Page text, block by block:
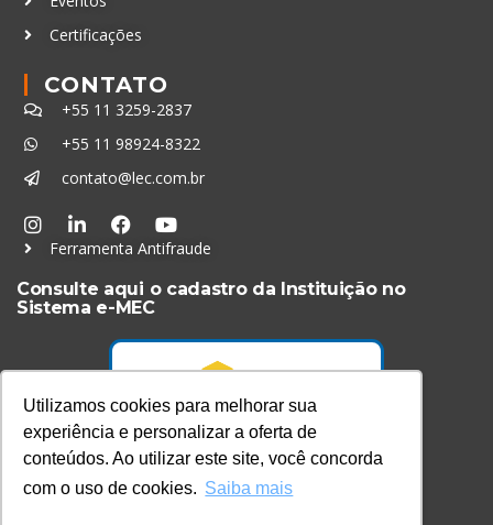
Utilizamos cookies para melhorar sua
experiência e personalizar a oferta de
conteúdos. Ao utilizar este site, você concorda
com o uso de cookies. Saiba mais
Certificações
CONTATO
+55 11 3259-2837
+55 11 98924-8322
contato@lec.com.br
Ferramenta Antifraude
Consulte aqui o cadastro da Instituição no
Sistema e-MEC